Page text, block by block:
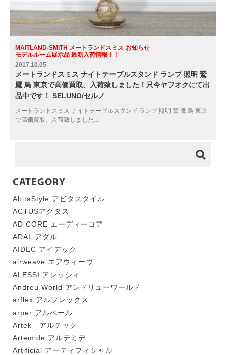
MAITLAND-SMITH メートランドスミス お知らせ
モデルルーム展示品 最新入荷情報！！
2017.10.05
メートランドスミス ナイトテーブルスタンド ランプ 照明 鷲
鷹 鳥 東京で高価買取、入荷致しました！只今ヤフオクにて出
品中です！ SELUNO/セルノ
メートランドスミス ナイトテーブルスタンド ランプ 照明 鷲 鷹 鳥 東京
で高価買取、入荷致しました...
CATEGORY
AbitaStyle アビタスタイル
ACTUSアクタス
AD CORE エーディーコア
ADAL アダル
AIDEC アイデック
airweave エアウィーヴ
ALESSI アレッシィ
Andreu World アンドリューワールド
arflex アルフレックス
arper アルペール
Artek アルテック
Artemide アルテミデ
Artificial アーティフィシャル